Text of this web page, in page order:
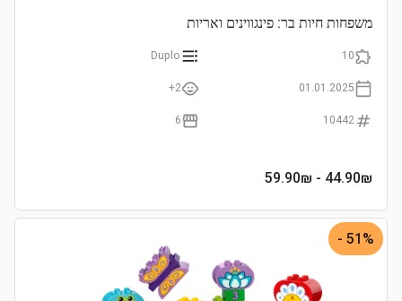
משפחות חיות בר: פינגווינים ואריות
10
Duplo
01.01.2025
2+
10442
6
44.90₪
- 59.90₪
51% -